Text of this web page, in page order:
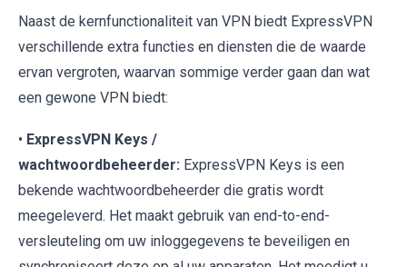
Naast de kernfunctionaliteit van VPN biedt ExpressVPN
verschillende extra functies en diensten die de waarde
ervan vergroten, waarvan sommige verder gaan dan wat
een gewone VPN biedt:
• ExpressVPN Keys /
wachtwoordbeheerder: ExpressVPN Keys is een
bekende wachtwoordbeheerder die gratis wordt
meegeleverd. Het maakt gebruik van end-to-end-
versleuteling om uw inloggegevens te beveiligen en